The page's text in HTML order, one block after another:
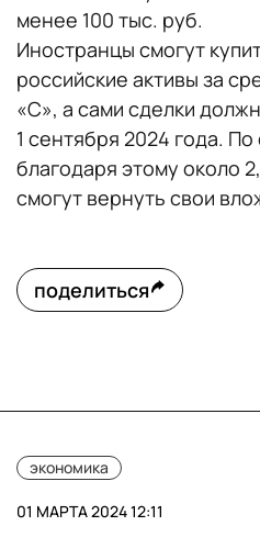
менее 100 тыс. руб.
Иностранцы смогут
российские активы за
«C», а сами сделки
1 сентября 2024 года.
благодаря этому около
смогут вернуть свои
поделиться
экономика
01 МАРТА 2024 12:11